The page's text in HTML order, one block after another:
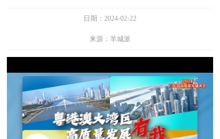
日期：2024-02-22
来源：羊城派